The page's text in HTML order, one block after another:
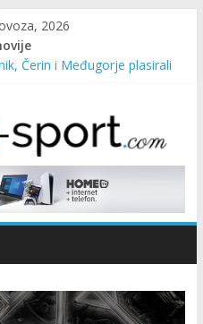
2026
Čerin i Međugorje plasirali
ljestvici
Čitluk – Brotnjo 2026.
ministar Ivo Bevanda i
na realizaciji
vani”